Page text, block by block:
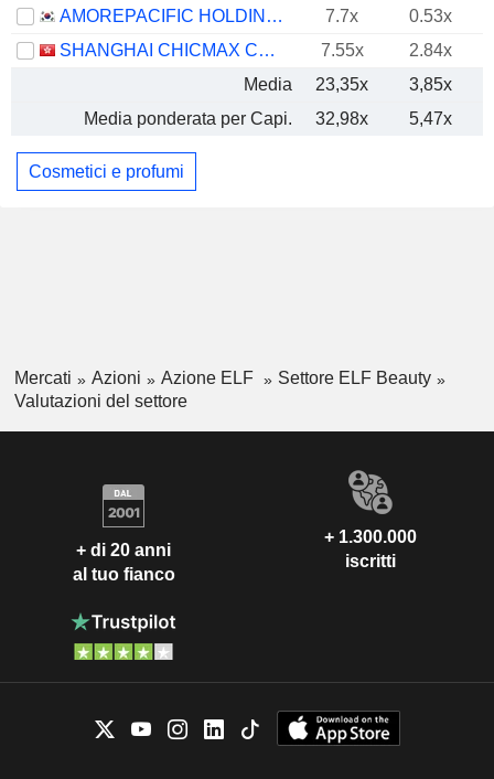
AMOREPACIFIC HOLDINGS CORP.
7.7x
0.53x
SHANGHAI CHICMAX COSMETIC CO., LTD.
7.55x
2.84x
Media
23,35x
3,85x
Media ponderata per Capi.
32,98x 5,47x
Cosmetici e profumi
Mercati Azioni Azione ELF
Settore ELF Beauty
Valutazioni del settore
+ di 20 anni
al tuo fianco
+ 1.300.000
iscritti